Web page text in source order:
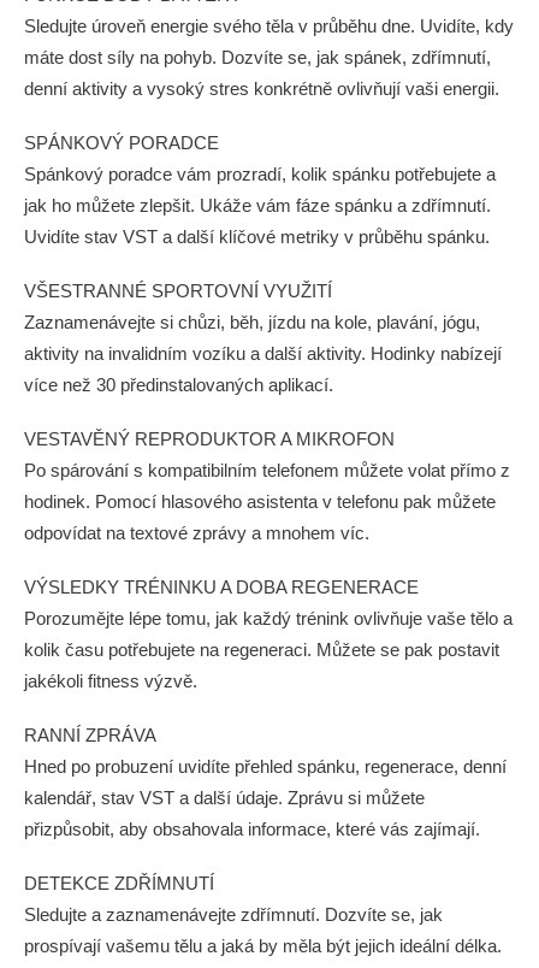
Sledujte úroveň energie svého těla v průběhu dne. Uvidíte, kdy
máte dost síly na pohyb. Dozvíte se, jak spánek, zdřímnutí,
denní aktivity a vysoký stres konkrétně ovlivňují vaši energii.
SPÁNKOVÝ PORADCE
Spánkový poradce vám prozradí, kolik spánku potřebujete a
jak ho můžete zlepšit. Ukáže vám fáze spánku a zdřímnutí.
Uvidíte stav VST a další klíčové metriky v průběhu spánku.
VŠESTRANNÉ SPORTOVNÍ VYUŽITÍ
Zaznamenávejte si chůzi, běh, jízdu na kole, plavání, jógu,
aktivity na invalidním vozíku a další aktivity. Hodinky nabízejí
více než 30 předinstalovaných aplikací.
VESTAVĚNÝ REPRODUKTOR A MIKROFON
Po spárování s kompatibilním telefonem můžete volat přímo z
hodinek. Pomocí hlasového asistenta v telefonu pak můžete
odpovídat na textové zprávy a mnohem víc.
VÝSLEDKY TRÉNINKU A DOBA REGENERACE
Porozumějte lépe tomu, jak každý trénink ovlivňuje vaše tělo a
kolik času potřebujete na regeneraci. Můžete se pak postavit
jakékoli fitness výzvě.
RANNÍ ZPRÁVA
Hned po probuzení uvidíte přehled spánku, regenerace, denní
kalendář, stav VST a další údaje. Zprávu si můžete
přizpůsobit, aby obsahovala informace, které vás zajímají.
DETEKCE ZDŘÍMNUTÍ
Sledujte a zaznamenávejte zdřímnutí. Dozvíte se, jak
prospívají vašemu tělu a jaká by měla být jejich ideální délka.